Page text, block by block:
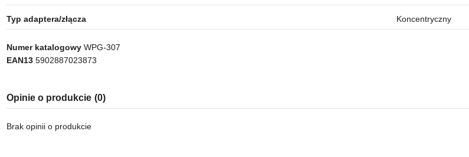
Typ adaptera/złącza Koncentryczny
Numer katalogowy WPG-307
EAN13 5902887023873
Opinie o produkcie (0)
Brak opinii o produkcie